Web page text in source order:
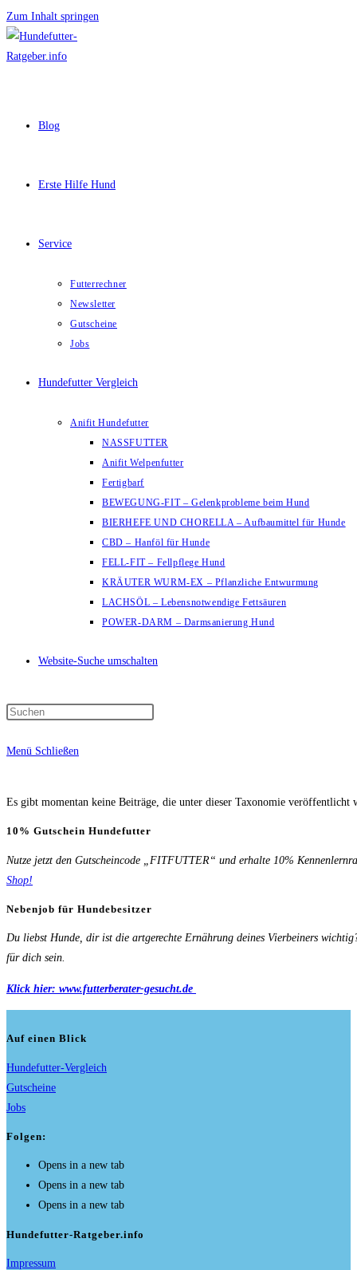
Zum Inhalt springen
Blog
Erste Hilfe Hund
Service
Futterrechner
Newsletter
Gutscheine
Jobs
Hundefutter Vergleich
Anifit Hundefutter
NASSFUTTER
Anifit Welpenfutter
Fertigbarf
BEWEGUNG-FIT – Gelenkprobleme beim Hund
BIERHEFE UND CHORELLA – Aufbaumittel für Hunde
CBD – Hanföl für Hunde
FELL-FIT – Fellpflege Hund
KRÄUTER WURM-EX – Pflanzliche Entwurmung
LACHSÖL – Lebensnotwendige Fettsäuren
POWER-DARM – Darmsanierung Hund
Website-Suche umschalten
Menü Schließen
Es gibt momentan keine Beiträge, die unter dieser Taxonomie veröffentlicht
10% Gutschein Hundefutter
Nutze jetzt den Gutscheincode „FITFUTTER“ und erhalte 10%
Shop!
Nebenjob für Hundebesitzer
Du liebst Hunde, dir ist die artgerechte Ernährung deines Vierbeiners
für dich sein.
Klick hier: www.futterberater-gesucht.de
Auf einen Blick
Hundefutter-Vergleich
Gutscheine
Jobs
Folgen:
Opens in a new tab
Opens in a new tab
Opens in a new tab
Hundefutter-Ratgeber.info
Impressum